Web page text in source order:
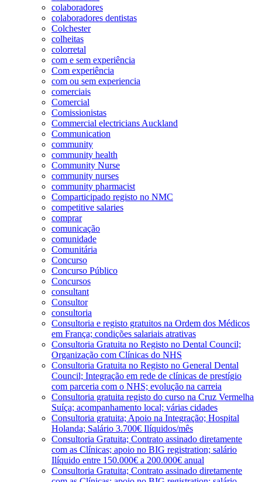
colaboradores
colaboradores dentistas
Colchester
colheitas
colorretal
com e sem experiência
Com experiência
com ou sem experiencia
comerciais
Comercial
Comissionistas
Commercial electricians Auckland
Communication
community
community health
Community Nurse
community nurses
community pharmacist
Comparticipado registo no NMC
competitive salaries
comprar
comunicação
comunidade
Comunitária
Concurso
Concurso Público
Concursos
consultant
Consultor
consultoria
Consultoria e registo gratuitos na Ordem dos Médicos
em França; condições salariais atrativas
Consultoria Gratuita no Registo no Dental Council;
Organização com Clínicas do NHS
Consultoria Gratuita no Registo no General Dental
Council; Integração em rede de clínicas de prestígio
com parceria com o NHS; evolução na carreia
Consultoria gratuita registo do curso na Cruz Vermelha
Suíça; acompanhamento local; várias cidades
Consultoria gratuita; Apoio na Integração; Hospital
Holanda; Salário 3.700€ Ilíquidos/mês
Consultoria Gratuita; Contrato assinado diretamente
com as Clínicas; apoio no BIG registration; salário
Ilíquido entre 150.000€ a 200.000€ anual
Consultoria Gratuita; Contrato assinado diretamente